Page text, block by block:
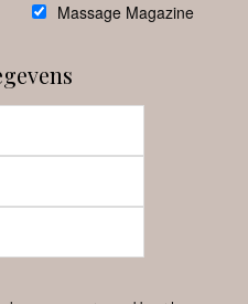
Pro.nl
Massage Magazine